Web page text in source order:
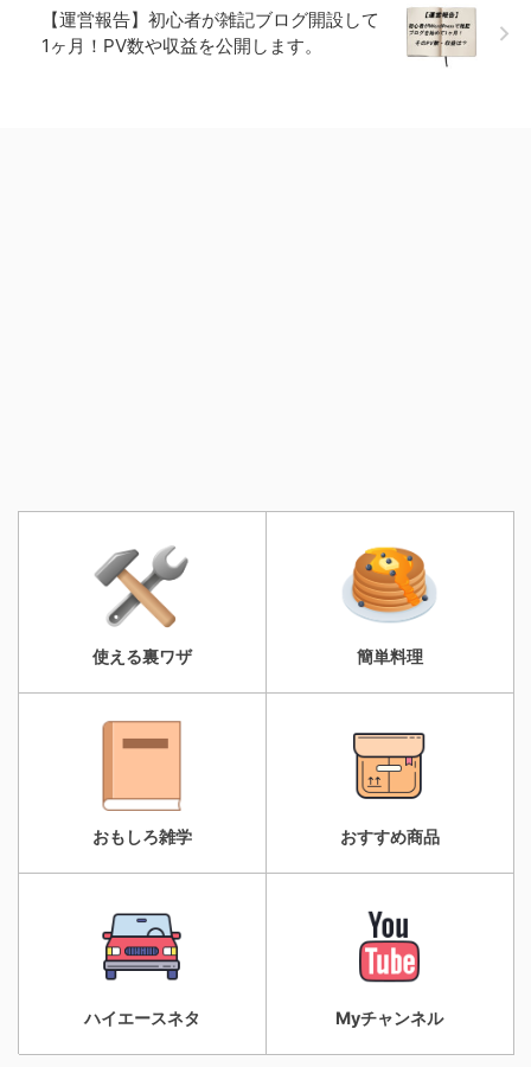
【運営報告】初心者が雑記ブログ開設して
1ヶ月！PV数や収益を公開します。
使える裏ワザ 簡単料理
おもしろ雑学 おすすめ商品
ハイエースネタ Myチャンネル